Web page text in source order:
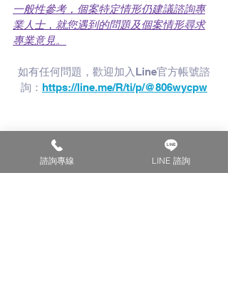
一般性參考，個案特定情形仍建議諮詢專
業人士，就您遇到的問題及個案情形尋求
專業意見。
如有任何問題，歡迎加入Line官方帳號諮
詢： https://line.me/R/ti/p/@806wycpw
諮詢專線 LINE 諮詢